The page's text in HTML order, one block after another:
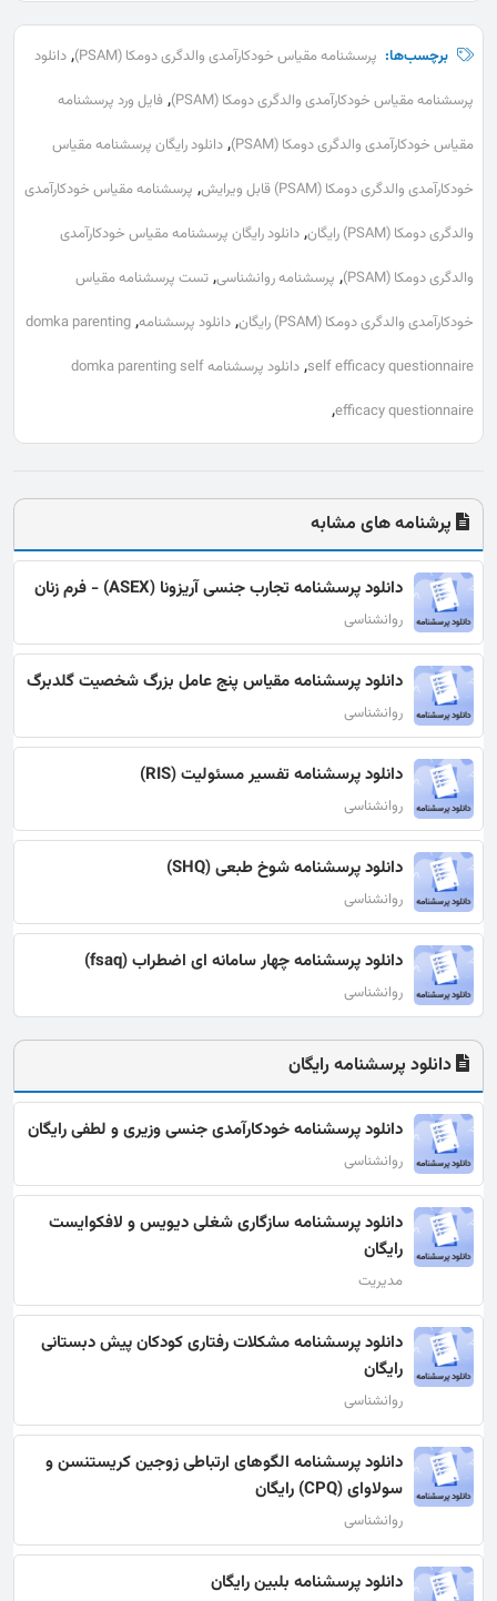
برچسب‌ها: پرسشنامه مقیاس خودکارآمدی والدگری دومکا (PSAM) , دانلود
پرسشنامه مقیاس خودکارآمدی والدگری دومکا (PSAM)
, فایل ورد پرسشنامه
مقیاس خودکارآمدی والدگری دومکا (PSAM)
, دانلود رایگان پرسشنامه مقیاس
خودکارآمدی والدگری دومکا (PSAM) قابل ویرایش
, پرسشنامه مقیاس خودکارآمدی
والدگری دومکا (PSAM) رایگان
, دانلود رایگان پرسشنامه مقیاس خودکارآمدی
والدگری دومکا (PSAM)
, پرسشنامه روانشناسی, تست پرسشنامه مقیاس
خودکارآمدی والدگری دومکا (PSAM) رایگان
, دانلود پرسشنامه,
domka parenting
self efficacy questionnaire
,
دانلود پرسشنامه domka parenting self
efficacy questionnaire
,
پرشنامه های مشابه
دانلود پرسشنامه تجارب جنسی آریزونا (ASEX) - فرم زنان
روانشناسی
دانلود پرسشنامه مقیاس پنج عامل بزرگ شخصیت گلدبرگ
روانشناسی
دانلود پرسشنامه تفسیر مسئولیت (RIS)
روانشناسی
دانلود پرسشنامه شوخ طبعی (SHQ)
روانشناسی
دانلود پرسشنامه چهار سامانه ای اضطراب (fsaq)
روانشناسی
دانلود پرسشنامه رایگان
دانلود پرسشنامه خودکارآمدی جنسی وزیری و لطفی رایگان
روانشناسی
دانلود پرسشنامه سازگاری شغلی دﻳﻮﻳﺲ و ﻻﻓﻜﻮاﻳﺴﺖ
رایگان
مدیریت
دانلود پرسشنامه مشکلات رفتاری کودکان پیش دبستانی
رایگان
روانشناسی
دانلود پرسشنامه الگوهای ارتباطی زوجین کریستنسن و
سولاوای (CPQ) رایگان
روانشناسی
دانلود پرسشنامه بلبین رایگان